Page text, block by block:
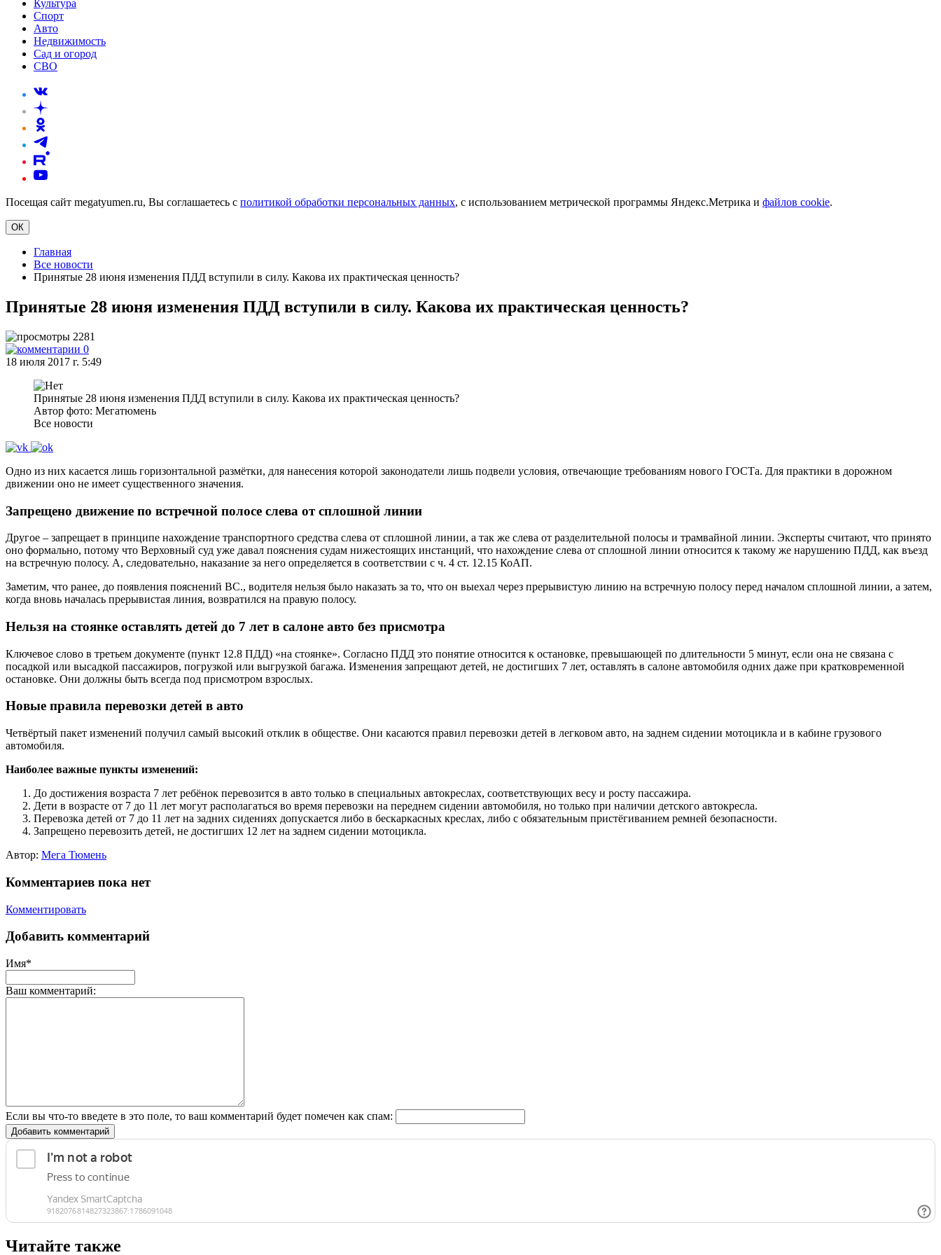
Культура
Спорт
Авто
Недвижимость
Сад и огород
СВО
Посещая сайт megatyumen.ru, Вы соглашаетесь с политикой обработки персональных данных, с использованием метрической программы Яндекс.Метрика и файлов cookie.
ОК
Главная
Все новости
Принятые 28 июня изменения ПДД вступили в силу. Какова их практическая ценность?
Принятые 28 июня изменения ПДД вступили в силу. Какова их практическая ценность?
2281
0
18 июля 2017 г. 5:49
Принятые 28 июня изменения ПДД вступили в силу. Какова их практическая ценность?
Автор фото: Мегатюмень
Все новости
Одно из них касается лишь горизонтальной размётки, для нанесения которой законодатели лишь подвели условия, отвечающие требованиям нового ГОСТа. Для практики в дорожном
движении оно не имеет существенного значения.
Запрещено движение по встречной полосе слева от сплошной линии
Другое – запрещает в принципе нахождение транспортного средства слева от сплошной линии, а так же слева от разделительной полосы и трамвайной линии. Эксперты считают, что принято
оно формально, потому что Верховный суд уже давал пояснения судам нижестоящих инстанций, что нахождение слева от сплошной линии относится к такому же нарушению ПДД, как въезд
на встречную полосу. А, следовательно, наказание за него определяется в соответствии с ч. 4 ст. 12.15 КоАП.
Заметим, что ранее, до появления пояснений ВС., водителя нельзя было наказать за то, что он выехал через прерывистую линию на встречную полосу перед началом сплошной линии, а затем,
когда вновь началась прерывистая линия, возвратился на правую полосу.
Нельзя на стоянке оставлять детей до 7 лет в салоне авто без присмотра
Ключевое слово в третьем документе (пункт 12.8 ПДД) «на стоянке». Согласно ПДД это понятие относится к остановке, превышающей по длительности 5 минут, если она не связана с
посадкой или высадкой пассажиров, погрузкой или выгрузкой багажа. Изменения запрещают детей, не достигших 7 лет, оставлять в салоне автомобиля одних даже при кратковременной
остановке. Они должны быть всегда под присмотром взрослых.
Новые правила перевозки детей в авто
Четвёртый пакет изменений получил самый высокий отклик в обществе. Они касаются правил перевозки детей в легковом авто, на заднем сидении мотоцикла и в кабине грузового
автомобиля.
Наиболее важные пункты изменений:
До достижения возраста 7 лет ребёнок перевозится в авто только в специальных автокреслах, соответствующих весу и росту пассажира.
Дети в возрасте от 7 до 11 лет могут располагаться во время перевозки на переднем сидении автомобиля, но только при наличии детского автокресла.
Перевозка детей от 7 до 11 лет на задних сидениях допускается либо в бескаркасных креслах, либо с обязательным пристёгиванием ремней безопасности.
Запрещено перевозить детей, не достигших 12 лет на заднем сидении мотоцикла.
Автор: Мега Тюмень
Комментариев пока нет
Комментировать
Добавить комментарий
Имя*
Ваш комментарий:
Если вы что-то введете в это поле, то ваш комментарий будет помечен как спам:
Добавить комментарий
Читайте также